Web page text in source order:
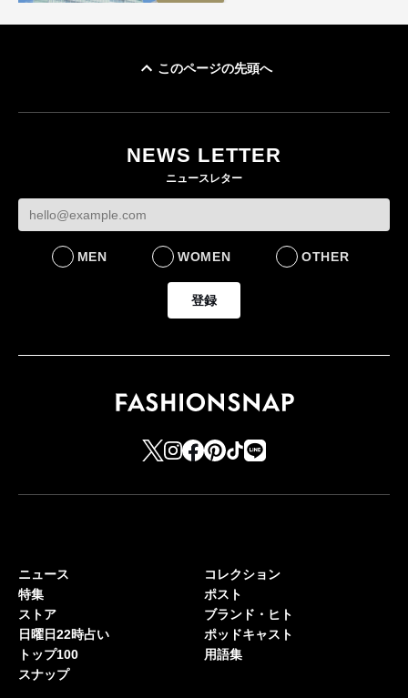
このページの先頭へ
NEWS LETTER
ニュースレター
MEN WOMEN OTHER
登録
ニュース
特集
ストア
日曜日22時占い
トップ100
スナップ
コレクション
ポスト
ブランド・ヒト
ポッドキャスト
用語集